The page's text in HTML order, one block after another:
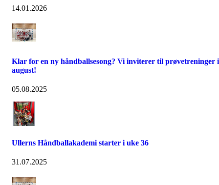
14.01.2026
Klar for en ny håndballsesong? Vi inviterer til prøvetreninger i
august!
05.08.2025
Ullerns Håndballakademi starter i uke 36
31.07.2025